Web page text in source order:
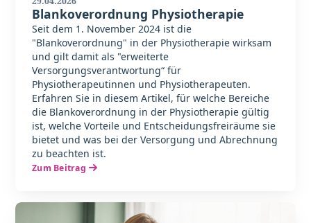
Blankoverordnung Physiotherapie
Seit dem 1. November 2024 ist die
"Blankoverordnung" in der Physiotherapie wirksam
und gilt damit als "erweiterte
Versorgungsverantwortung“ für
Physiotherapeutinnen und Physiotherapeuten.
Erfahren Sie in diesem Artikel, für welche Bereiche
die Blankoverordnung in der Physiotherapie gültig
ist, welche Vorteile und Entscheidungsfreiräume sie
bietet und was bei der Versorgung und Abrechnung
zu beachten ist.
Zum Beitrag